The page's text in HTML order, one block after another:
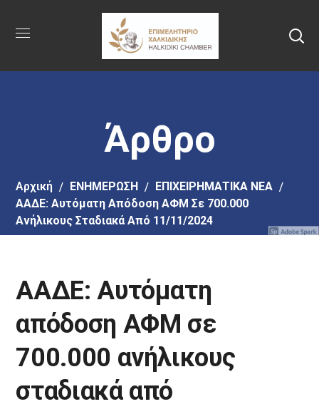
στο
περιεχόμενο
Άρθρο
Αρχική EΝΗΜΕΡΩΣΗ
ΕΠΙΧΕΙΡΗΜΑΤΙΚΑ ΝΕΑ
ΑΑΔΕ: Αυτόματη Απόδοση ΑΦΜ Σε 700.000
Ανήλικους Σταδιακά Από 11/11/2024
ΑΑΔΕ: Αυτόματη
απόδοση ΑΦΜ σε
700.000 ανήλικους
σταδιακά από